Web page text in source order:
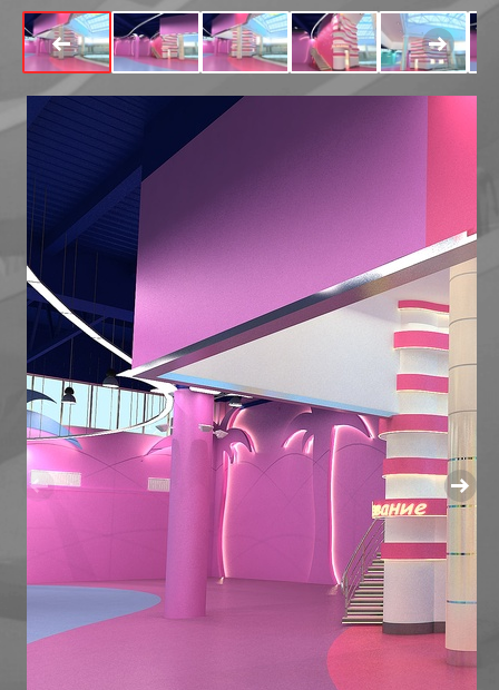
РЕКОНСТРУКЦИЯ НЕЗАВЕРШЕННОГО
РЕКОНСТРУКЦИЯ НЕЗАВЕРШЕННОГО ОБЪЕКТА
РЕКОНСТРУКЦИЯ ЧАСТИ ЗДАНИЯ-СКЛАДА ПО УЛ.
ТОРГОВЫЙ ЦЕНТР ЯБЛОНЯ ПО УЛ.СЕВЕРНАЯ
МАГАЗИН ОБУВИ В ИЗЛУЧИНСКЕ
МНОГОУРОВНЕВЫЙ ПАРКИНГ
ОБЩЕСТВЕННЫЙ ЦЕНТР ПО УЛ.
РЕКОНСТРУКЦИЯ АПТЕКИ В БИЗНЕСИНКУБАТОР
РЕКОНСТРУКЦИЯ МАГАЗИНА "ВСЕ ДЛЯ ДОМА" ПО
РЕКОНСТРУКЦИЯ МАГАЗИНА ПО УЛ. СЕВЕРНАЯ,
РЕКОНСТРУКЦИЯ МАГАЗИНА "ЛИЛИЯ" ПОД
РЕКОНСТРУКЦИЯ НЕЗАВЕРШЕННОГО ОБЪЕКТА
ТОРГОВЫЙ ЦЕНТР "ДОМАШНИЙ" В СТАРОМ
МНОГОФУНКЦИОНАЛЬНЫЕ КОМПЛЕКСЫ